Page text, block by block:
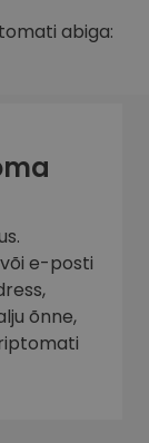
abiga:
e-posti
õnne,